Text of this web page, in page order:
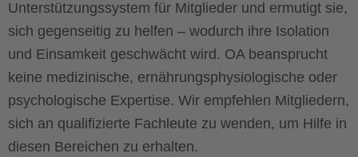
Unterstützungssystem für Mitglieder und ermutigt sie,
sich gegenseitig zu helfen – wodurch ihre Isolation
und Einsamkeit geschwächt wird. OA beansprucht
keine medizinische, ernährungsphysiologische oder
psychologische Expertise. Wir empfehlen Mitgliedern,
sich an qualifizierte Fachleute zu wenden, um Hilfe in
diesen Bereichen zu erhalten.